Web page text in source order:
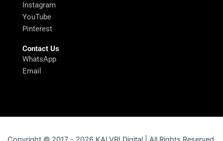
Instagram
YouTube
Pinterest
Contact Us
WhatsApp
Email